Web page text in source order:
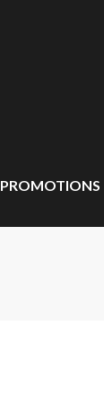
PROMOTIONS